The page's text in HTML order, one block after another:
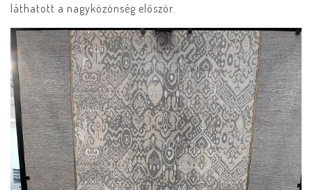
láthatott a nagyközönség először.